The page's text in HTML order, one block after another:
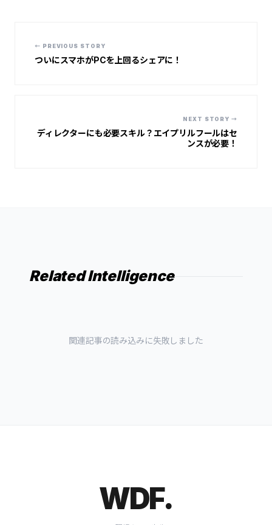
← PREVIOUS STORY
ついにスマホがPCを上回るシェアに！
NEXT STORY →
ディレクターにも必要スキル？エイプリルフールはセ
ンスが必要！
Related Intelligence
関連記事の読み込みに失敗しました
WDF.